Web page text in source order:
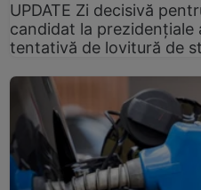
UPDATE Zi decisivă
candidat la
tentativă de lovitură de